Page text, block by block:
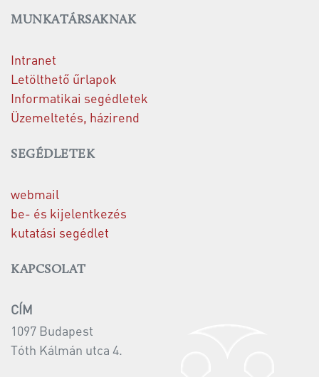
MUNKATÁRSAKNAK
Intranet
Letölthető űrlapok
Informatikai segédletek
Üzemeltetés, házirend
SEGÉDLETEK
webmail
be- és kijelentkezés
kutatási segédlet
KAPCSOLAT
CÍM
1097 Budapest
Tóth Kálmán utca 4.